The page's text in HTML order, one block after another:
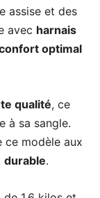
assise et des
avec harnais
optimal
qualité, ce
à sa sangle.
ce modèle aux
durable.